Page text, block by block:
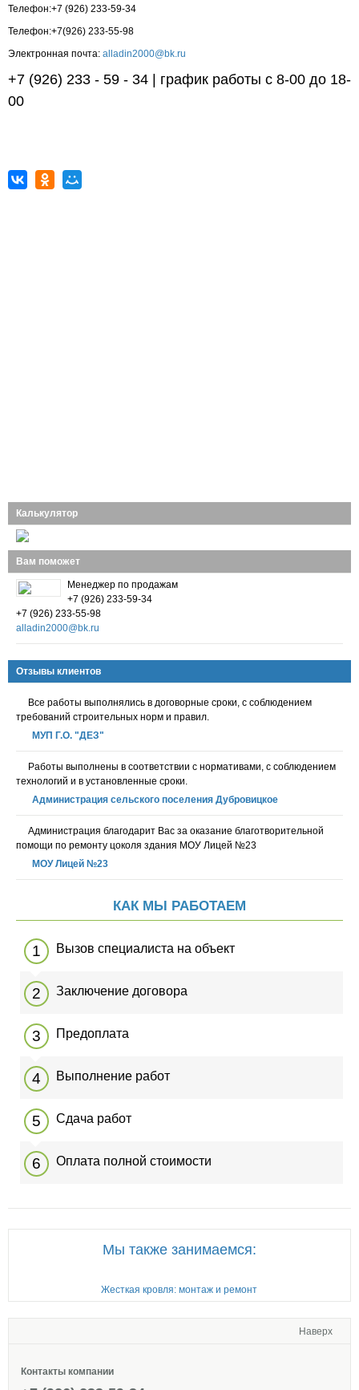
Телефон:+7 (926) 233-59-34
Телефон:+7(926) 233-55-98
Электронная почта: alladin2000@bk.ru
+7 (926) 233 - 59 - 34
график работы с 8-00 до 18-
00
Калькулятор
Вам поможет
Менеджер по продажам
+7 (926) 233-59-34
+7 (926) 233-55-98
alladin2000@bk.ru
Отзывы клиентов
Все работы выполнялись в договорные сроки, с соблюдением
требований строительных норм и правил.
МУП Г.О. "ДЕЗ"
Работы выполнены в соответствии с нормативами, с соблюдением
технологий и в установленные сроки.
Администрация сельского поселения Дубровицкое
Администрация благодарит Вас за оказание благотворительной
помощи по ремонту цоколя здания МОУ Лицей №23
МОУ Лицей №23
КАК МЫ РАБОТАЕМ
Вызов специалиста на объект
Заключение договора
Предоплата
Выполнение работ
Сдача работ
Оплата полной стоимости
Мы также занимаемся:
Жесткая кровля: монтаж и ремонт
Наверх
Контакты компании